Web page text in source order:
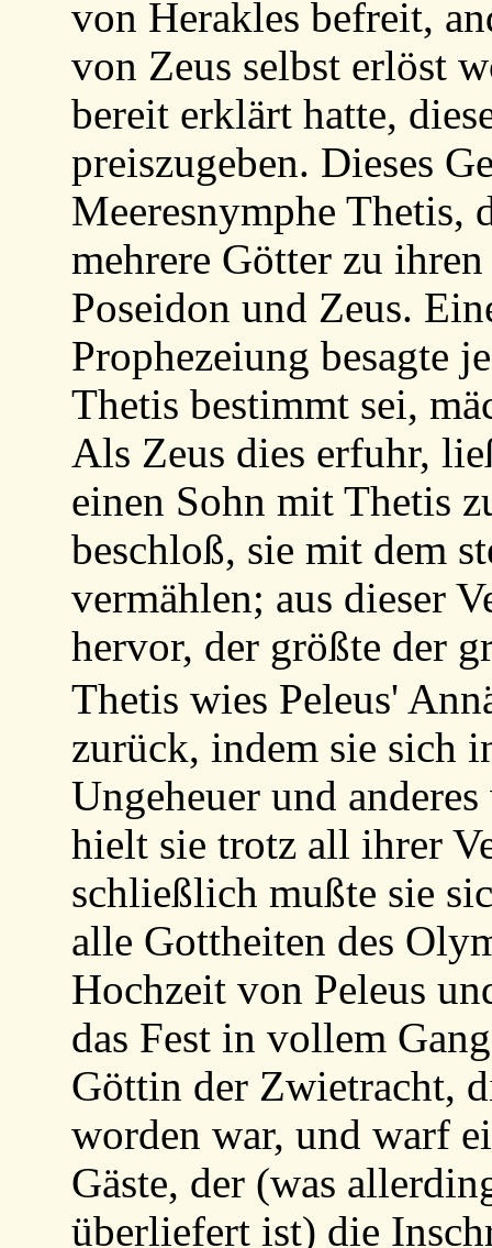
von Herakles befreit,
von Zeus selbst erlöst
bereit erklärt hatte,
preiszugeben. Dieses
Meeresnymphe Thetis,
mehrere Götter zu
Poseidon und Zeus.
Prophezeiung besagte
Thetis bestimmt sei,
Als Zeus dies erfuhr,
einen Sohn mit Thetis
beschloß, sie mit dem
vermählen; aus dieser
hervor, der größte der
Thetis wies Peleus'
zurück, indem sie sich
Ungeheuer und
hielt sie trotz all ihrer
schließlich mußte sie
alle Gottheiten des
Hochzeit von Peleus
das Fest in vollem
Göttin der Zwietracht,
worden war, und warf
Gäste, der (was
überliefert ist) die